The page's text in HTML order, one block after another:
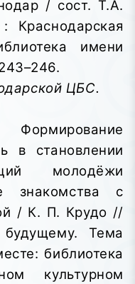
/ сост. Т.А.
Краснодарская
имени
ЦБС.
Формирование
в становлении
молодёжи
знакомства с
/ К. П. Крудо //
Тема
библиотека
культурном